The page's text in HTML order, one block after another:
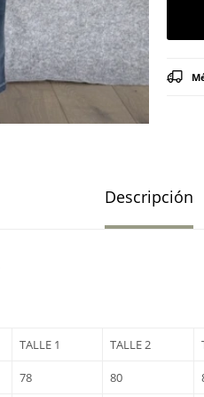
Descripción
TALLE 1 TALLE 2
78 80